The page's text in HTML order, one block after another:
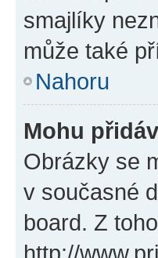
smajlíky
může také
Nahoru
Mohu
Obrázky se
v současné
board. Z